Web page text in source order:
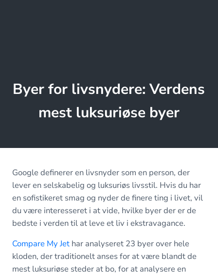
Byer for livsnydere: Verdens
mest luksuriøse byer
Google definerer en livsnyder som en person, der
lever en selskabelig og luksuriøs livsstil. Hvis du har
en sofistikeret smag og nyder de finere ting i livet, vil
du være interesseret i at vide, hvilke byer der er de
bedste i verden til at leve et liv i ekstravagance.
Compare My Jethar analyseret 23 byer over hele
kloden, der traditionelt anses for at være blandt de
mest luksuriøse steder at bo, for at analysere en